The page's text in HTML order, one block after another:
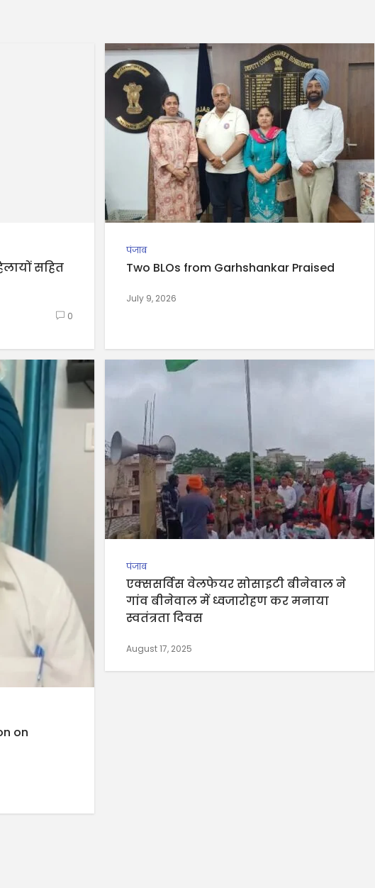
सहित
0
पंजाब
Two BLOs from Garhshankar Praised
July 9, 2026
on
पंजाब
एक्ससर्विस वेलफेयर सोसाइटी बीनेवाल ने
गांव बीनेवाल में ध्वजारोहण कर मनाया
स्वतंत्रता दिवस
August 17, 2025